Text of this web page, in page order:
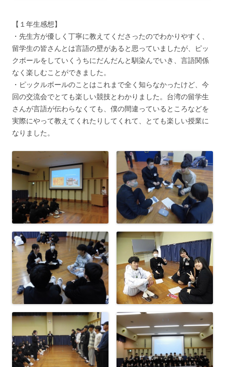
【１年生感想】
・先生方が優しく丁寧に教えてくださったのでわかりやすく、
留学生の皆さんとは言語の壁があると思っていましたが、ピッ
クボールをしていくうちにだんだんと馴染んでいき、言語関係
なく楽しむことができました。
・ピックルボールのことはこれまで全く知らなかったけど、今
回の交流会でとても楽しい競技とわかりました。台湾の留学生
さんが言語が伝わらなくても、僕の間違っているところなどを
実際にやって教えてくれたりしてくれて、とても楽しい授業に
なりました。